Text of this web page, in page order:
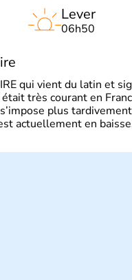
Lever
06h50
qui vient du latin et
très courant en
plus
actuellement en